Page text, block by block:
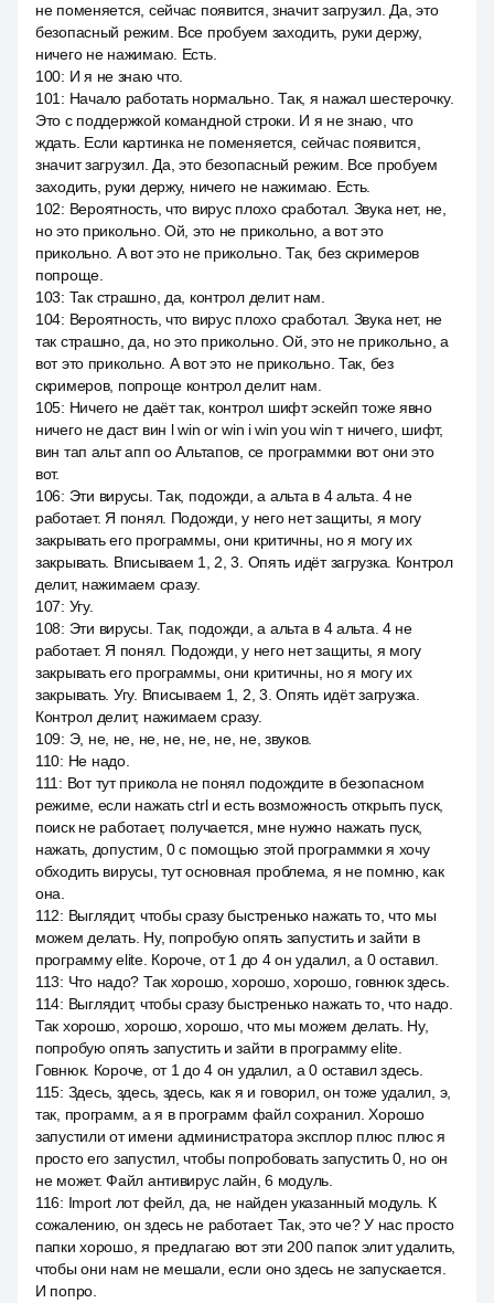
не поменяется, сейчас появится, значит загрузил. Да, это
безопасный режим. Все пробуем заходить, руки держу,
ничего не нажимаю. Есть.
100: И я не знаю что.
101 : Начало работать нормально. Так, я нажал шестерочку.
Это с поддержкой командной строки. И я не знаю, что
ждать. Если картинка не поменяется, сейчас появится,
значит загрузил. Да, это безопасный режим. Все пробуем
заходить, руки держу, ничего не нажимаю. Есть.
102: Вероятность, что вирус плохо сработал. Звука нет, не,
но это прикольно. Ой, это не прикольно, а вот это
прикольно. А вот это не прикольно. Так, без скримеров
попроще.
103: Так страшно, да, контрол делит нам.
104: Вероятность, что вирус плохо сработал. Звука нет, не
так страшно, да, но это прикольно. Ой, это не прикольно, а
вот это прикольно. А вот это не прикольно. Так, без
скримеров, попроще контрол делит нам.
105: Ничего не даёт так, контрол шифт эскейп тоже явно
ничего не даст вин l win or win i win you win т ничего, шифт,
вин тап альт апп оо Альтапов, се программки вот они это
вот.
106: Эти вирусы. Так, подожди, а альта в 4 альта. 4 не
работает. Я понял. Подожди, у него нет защиты, я могу
закрывать его программы, они критичны, но я могу их
закрывать. Вписываем 1, 2, 3. Опять идёт загрузка. Контрол
делит, нажимаем сразу.
107: Угу.
108: Эти вирусы. Так, подожди, а альта в 4 альта. 4 не
работает. Я понял. Подожди, у него нет защиты, я могу
закрывать его программы, они критичны, но я могу их
закрывать. Угу. Вписываем 1, 2, 3. Опять идёт загрузка.
Контрол делит, нажимаем сразу.
109: Э, не, не, не, не, не, не, не, звуков.
110: Не надо.
111 : Вот тут прикола не понял подождите в безопасном
режиме, если нажать ctrl и есть возможность открыть пуск,
поиск не работает, получается, мне нужно нажать пуск,
нажать, допустим, 0 с помощью этой программки я хочу
обходить вирусы, тут основная проблема, я не помню, как
она.
112: Выглядит, чтобы сразу быстренько нажать то, что мы
можем делать. Ну, попробую опять запустить и зайти в
программу elite. Короче, от 1 до 4 он удалил, а 0 оставил.
113: Что надо? Так хорошо, хорошо, хорошо, говнюк здесь.
114: Выглядит, чтобы сразу быстренько нажать то, что надо.
Так хорошо, хорошо, хорошо, что мы можем делать. Ну,
попробую опять запустить и зайти в программу elite.
Говнюк. Короче, от 1 до 4 он удалил, а 0 оставил здесь.
115: Здесь, здесь, здесь, как я и говорил, он тоже удалил, э,
так, программ, а я в программ файл сохранил. Хорошо
запустили от имени администратора эксплор плюс плюс я
просто его запустил, чтобы попробовать запустить 0, но он
не может. Файл антивирус лайн, 6 модуль.
116: Import лот фейл, да, не найден указанный модуль. К
сожалению, он здесь не работает. Так, это че? У нас просто
папки хорошо, я предлагаю вот эти 200 папок элит удалить,
чтобы они нам не мешали, если оно здесь не запускается.
И попро.